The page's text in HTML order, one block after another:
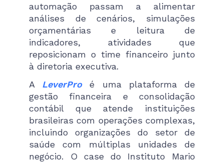
automação passam a alimentar
análises de cenários, simulações
orçamentárias e leitura de
indicadores, atividades que
reposicionam o time financeiro junto
à diretoria executiva.
A LeverProé uma plataforma de
gestão financeira e consolidação
contábil que atende instituições
brasileiras com operações complexas,
incluindo organizações do setor de
saúde com múltiplas unidades de
negócio. O case do Instituto Mario